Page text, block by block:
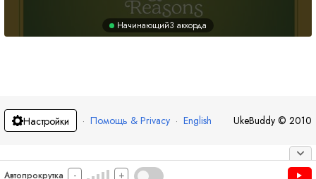
Начинающий3 аккорда
Автопрокрутка - +
Настройки · Помощь & Privacy · English UkeBuddy © 2010